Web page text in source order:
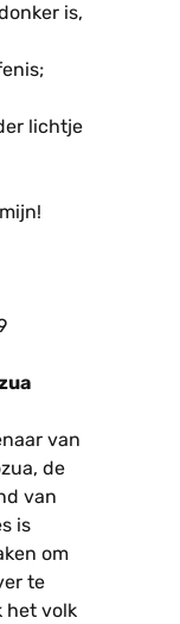
is,
lichtje
van
de
van
is
om
te
het volk